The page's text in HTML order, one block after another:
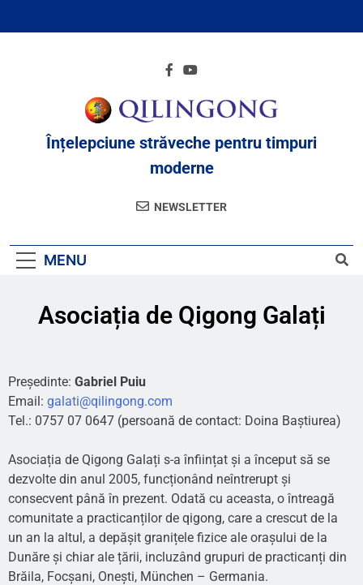
Înțelepciune străveche pentru timpuri
moderne
NEWSLETTER
MENU
Asociația de Qigong Galați
Președinte: Gabriel Puiu
Email: galati@qilingong.com
Tel.: 0757 07 0647 (persoană de contact: Doina Baștiurea)
Asociația de Qigong Galați s-a înființat și a început să se
dezvolte din anul 2005, funcționând neîntrerupt și
consecvent până în prezent. Odată cu aceasta, o întreagă
comunitate a practicanților de qigong, care a crescut de la
un an la altul, a depășit granițele fizice ale orașului de la
Dunăre și chiar ale țării, incluzând grupuri de practicanți din
Brăila, Focșani, Onești, München – Germania.